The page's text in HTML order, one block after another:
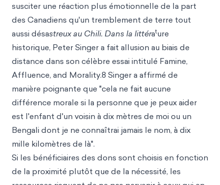
susciter une réaction plus émotionnelle de la part
des Canadiens qu'un tremblement de terre tout
aussi désastreux au Chili. Dans la littérature
historique, Peter Singer a fait allusion au biais de
distance dans son célèbre essai intitulé Famine,
Affluence, and Morality.8 Singer a affirmé de
manière poignante que "cela ne fait aucune
différence morale si la personne que je peux aider
est l'enfant d'un voisin à dix mètres de moi ou un
Bengali dont je ne connaîtrai jamais le nom, à dix
mille kilomètres de là".
Si les bénéficiaires des dons sont choisis en fonction
de la proximité plutôt que de la nécessité, les